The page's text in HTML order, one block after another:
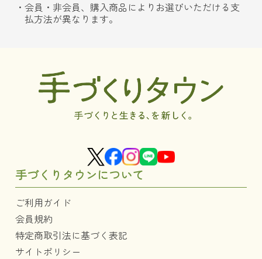
会員・非会員、購入商品によりお選びいただける支
払方法が異なります。
手づくりタウンについて
ご利用ガイド
会員規約
特定商取引法に基づく表記
サイトポリシー